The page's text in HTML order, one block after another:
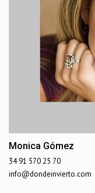
Monica Gómez
34 91 570 25 70
info@dondeinvierto.com